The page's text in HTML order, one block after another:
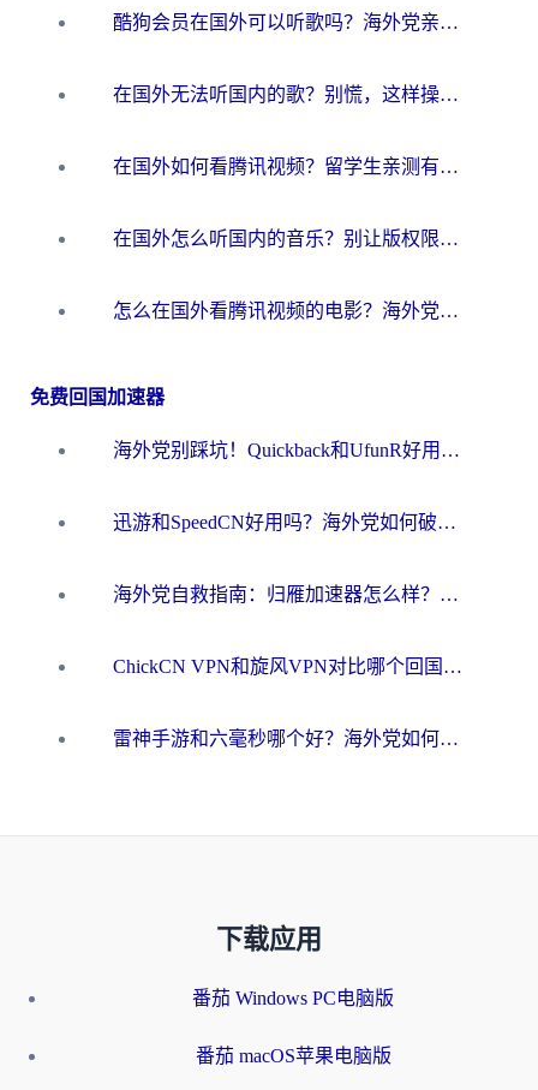
酷狗会员在国外可以听歌吗？海外党亲测有效：3步解决音乐权限难题
在国外无法听国内的歌？别慌，这样操作就能畅听QQ音乐（附亲测加速器推荐）
在国外如何看腾讯视频？留学生亲测有效的回国加速方案
在国外怎么听国内的音乐？别让版权限制断了你的华语歌单
怎么在国外看腾讯视频的电影？海外党亲测有效的回国加速指南
免费回国加速器
海外党别踩坑！Quickback和UfunR好用吗？选对回国加速器才能无缝刷国内资源
迅游和SpeedCN好用吗？海外党如何破解那道看不见的墙
海外党自救指南：归雁加速器怎么样？教你避开坑实现国内资源无缝访问
ChickCN VPN和旋风VPN对比哪个回国效果更好？海外用户的选择困境与出路
雷神手游和六毫秒哪个好？海外党如何真正解锁国内资源
下载应用
番茄 Windows PC电脑版
番茄 macOS苹果电脑版